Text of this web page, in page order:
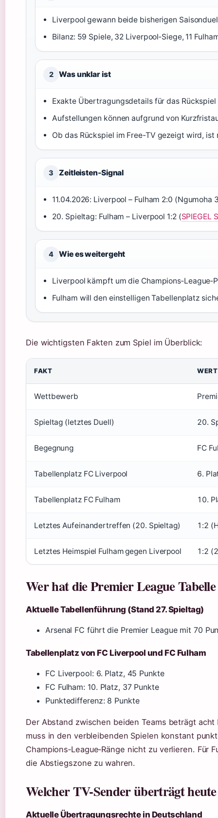
Liverpool gewann beide bisherigen
Bilanz: 59 Spiele, 32 Liverpool‑Siege, 11
2 Was unklar ist
Exakte Übertragungsdetails für das
Aufstellungen können aufgrund von
Ob das Rückspiel im Free-TV gezeigt wird,
3 Zeitleisten-Signal
11.04.2026: Liverpool – Fulham 2:0 (Ngumoha
20. Spieltag: Fulham – Liverpool 1:2 (
4 Wie es weitergeht
Liverpool kämpft um die
Fulham will den einstelligen Tabellenplatz
Die wichtigsten Fakten zum Spiel im Überblick:
FAKT WERT
Wettbewerb
Spieltag (letztes Duell) 20.
Begegnung FC
Tabellenplatz FC Liverpool 6.
Tabellenplatz FC Fulham 10.
Letztes Aufeinandertreffen (20. Spieltag) 1:2
Letztes Heimspiel Fulham gegen Liverpool 1:2
Wer hat die Premier League
Aktuelle Tabellenführung (Stand 27. Spieltag)
Arsenal FC führt die Premier League mit 70
Tabellenplatz von FC Liverpool und FC Fulham
FC Liverpool: 6. Platz, 45 Punkte
FC Fulham: 10. Platz, 37 Punkte
Punktedifferenz: 8 Punkte
Der Abstand zwischen beiden Teams beträgt
muss in den verbleibenden Spielen konstant
Champions‑League‑Ränge nicht zu verlieren. Für
die Abstiegszone zu wahren.
Welcher TV-Sender überträgt
Aktuelle Übertragungsrechte in Deutschland